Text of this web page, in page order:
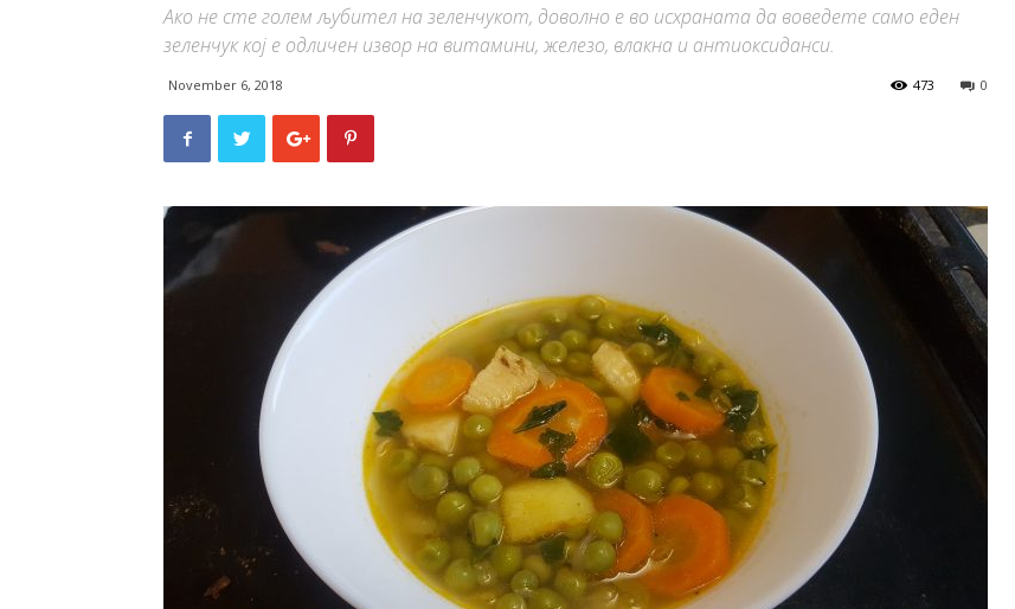
Ако не сте голем љубител на зеленчукот, доволно е во исхраната да воведете само еден
зеленчук кој е одличен извор на витамини, железо, влакна и антиоксиданси.
November 6, 2018 0
473